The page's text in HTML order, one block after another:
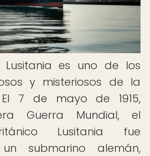
Lusitania es uno de los
y misteriosos de la
7 de mayo de 1915,
Guerra Mundial, el
Lusitania fue
submarino alemán,